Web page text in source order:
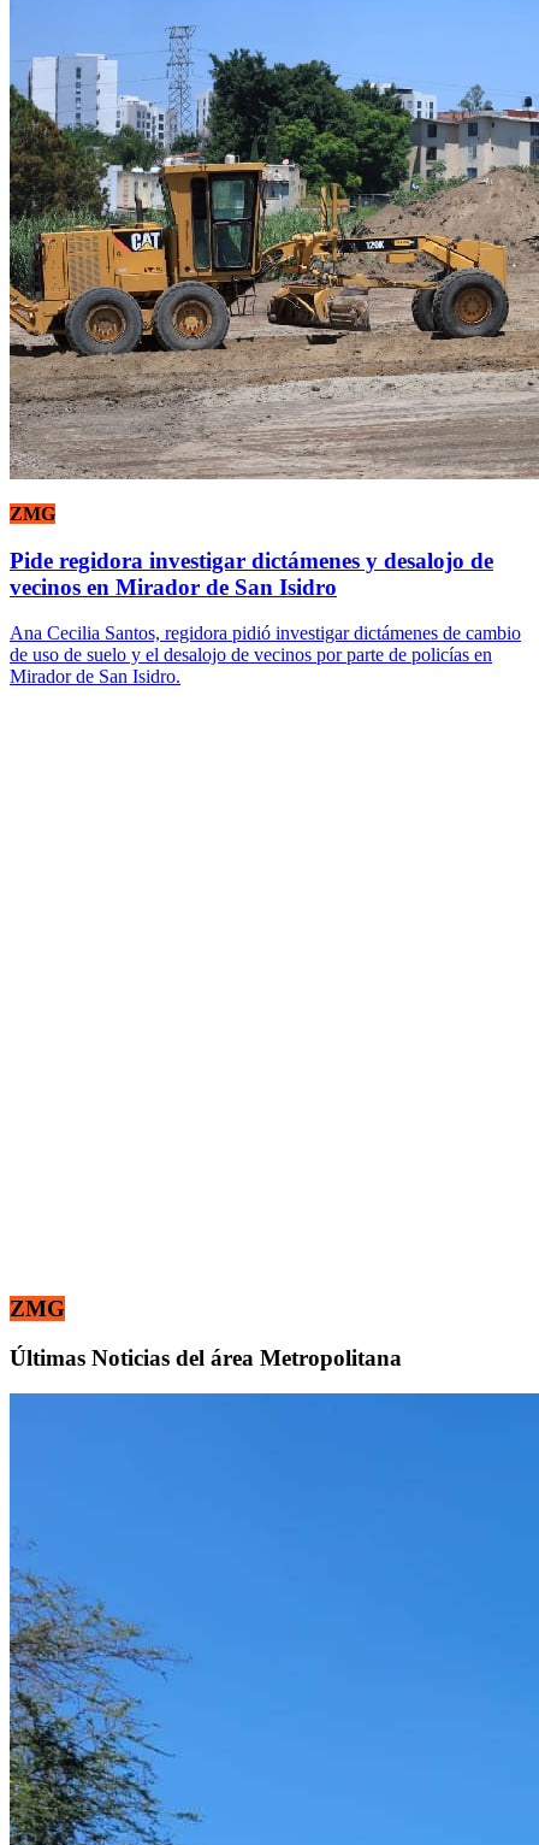
ZMG
Pide regidora investigar dictámenes y desalojo de
vecinos en Mirador de San Isidro
Ana Cecilia Santos, regidora pidió investigar dictámenes de cambio
de uso de suelo y el desalojo de vecinos por parte de policías en
Mirador de San Isidro.
ZMG
Últimas Noticias del área Metropolitana